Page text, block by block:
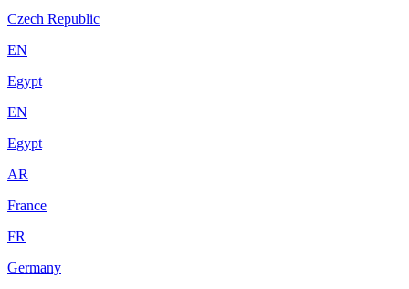
Czech Republic
EN
Egypt
EN
Egypt
AR
France
FR
Germany